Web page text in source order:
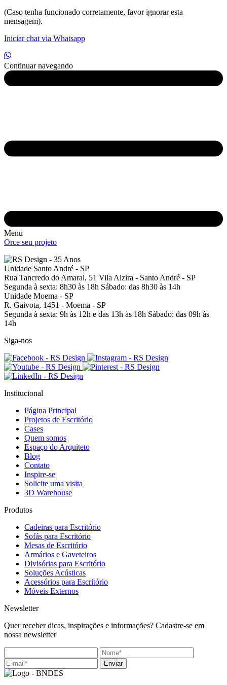
(Caso tenha funcionado corretamente, favor ignorar esta
mensagem).
Iniciar chat via Whatsapp
Continuar navegando
Menu
Orce seu projeto
Unidade Santo André - SP
Rua Tancredo do Amaral, 51 Vila Alzira - Santo André - SP
Segunda à sexta: 8h30 às 18h Sábado: das 8h30 às 14h
Unidade Moema - SP
R. Gaivota, 1451 - Moema - SP
Segunda à sexta: 9h às 12h e das 13h às 18h Sábado: das 09h às
14h
Siga-nos
Institucional
Página Principal
Projetos de Escritório
Cases
Quem somos
Espaço do Arquiteto
Blog
Contato
Inspire-se
Solicite uma visita
3D Warehouse
Produtos
Cadeiras para Escritório
Sofás para Escritório
Mesas de Escritório
Armários e Gaveteiros
Divisórias para Escritório
Soluções Acústicas
Acessórios para Escritório
Móveis Externos
Newsletter
Quer receber dicas, inspirações e informações? Cadastre-se em
nossa newsletter
Enviar